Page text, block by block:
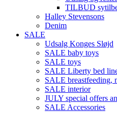
TILBUD
Halley Stevensons
Denim
SALE
Udsalg Konges Sløjd
SALE baby toys
SALE toys
SALE Liberty bed
SALE breastfeeding,
SALE interior
JULY special offers
SALE Accessories